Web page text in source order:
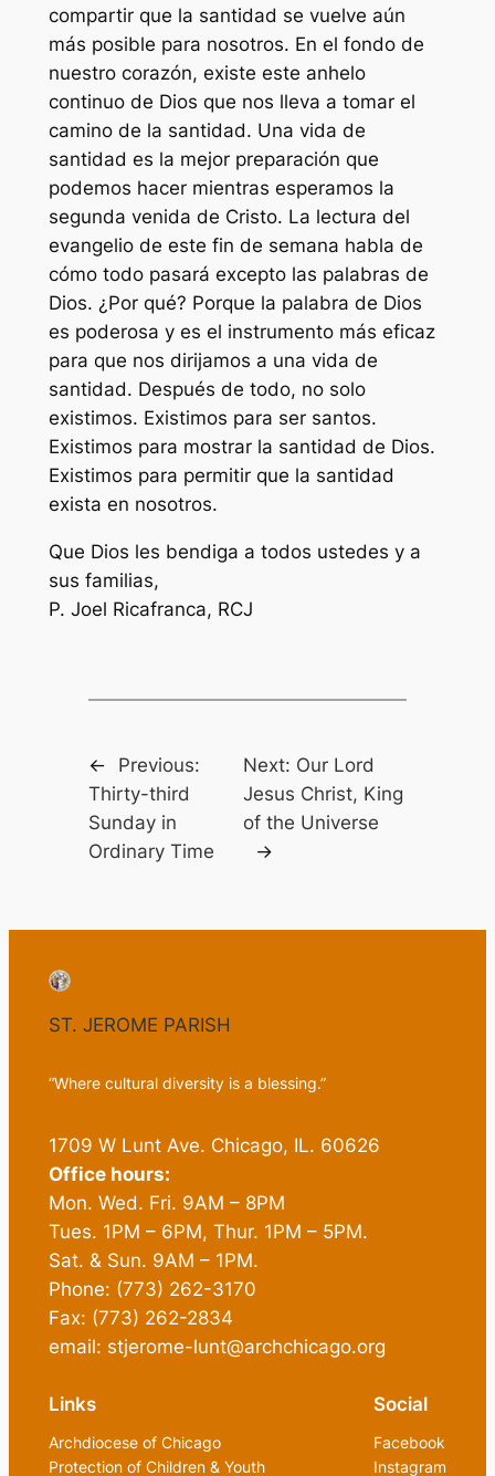
compartir que la santidad se vuelve aún
más posible para nosotros. En el fondo de
nuestro corazón, existe este anhelo
continuo de Dios que nos lleva a tomar el
camino de la santidad. Una vida de
santidad es la mejor preparación que
podemos hacer mientras esperamos la
segunda venida de Cristo. La lectura del
evangelio de este fin de semana habla de
cómo todo pasará excepto las palabras de
Dios. ¿Por qué? Porque la palabra de Dios
es poderosa y es el instrumento más eficaz
para que nos dirijamos a una vida de
santidad. Después de todo, no solo
existimos. Existimos para ser santos.
Existimos para mostrar la santidad de Dios.
Existimos para permitir que la santidad
exista en nosotros.
Que Dios les bendiga a todos ustedes y a
sus familias,
P. Joel Ricafranca, RCJ
←
Previous:
Thirty-third
Sunday in
Ordinary Time
Next: Our Lord
Jesus Christ, King
of the Universe
→
ST. JEROME PARISH
“Where cultural diversity is a blessing.”
1709 W Lunt Ave. Chicago, IL. 60626
Office hours:
Mon. Wed. Fri. 9AM – 8PM
Tues. 1PM – 6PM, Thur. 1PM – 5PM.
Sat. & Sun. 9AM – 1PM.
Phone: (773) 262-3170
Fax: (773) 262-2834
email: stjerome-lunt@archchicago.org
Links
Archdiocese of Chicago
Protection of Children & Youth
Social
Facebook
Instagram